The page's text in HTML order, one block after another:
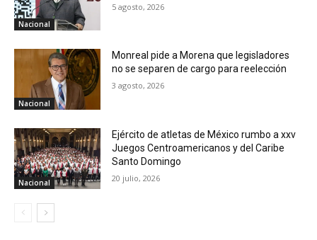
Nacional
5 agosto, 2026
Nacional
Monreal pide a Morena que legisladores
no se separen de cargo para reelección
3 agosto, 2026
Nacional
Ejército de atletas de México rumbo a xxv
Juegos Centroamericanos y del Caribe
Santo Domingo
20 julio, 2026